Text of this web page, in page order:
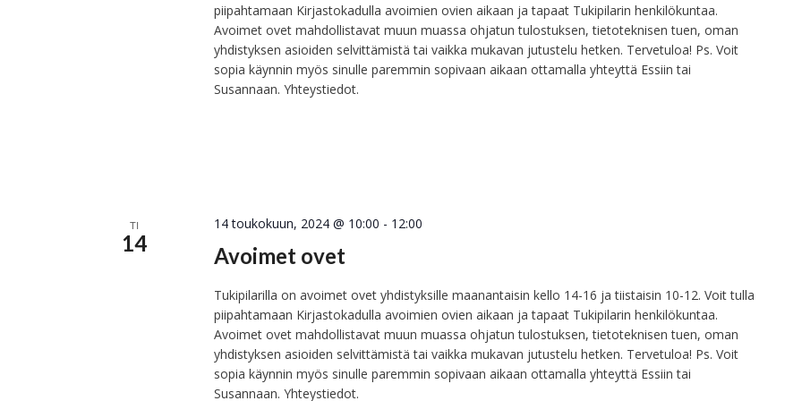
piipahtamaan Kirjastokadulla avoimien ovien aikaan ja tapaat Tukipilarin henkilökuntaa.
Avoimet ovet mahdollistavat muun muassa ohjatun tulostuksen, tietoteknisen tuen, oman
yhdistyksen asioiden selvittämistä tai vaikka mukavan jutustelu hetken. Tervetuloa! Ps. Voit
sopia käynnin myös sinulle paremmin sopivaan aikaan ottamalla yhteyttä Essiin tai
Susannaan. Yhteystiedot.
TI
14 Avoimet ovet
14 toukokuun, 2024 @ 10:00 - 12:00
Tukipilarilla on avoimet ovet yhdistyksille maanantaisin kello 14-16 ja tiistaisin 10-12. Voit tulla
piipahtamaan Kirjastokadulla avoimien ovien aikaan ja tapaat Tukipilarin henkilökuntaa.
Avoimet ovet mahdollistavat muun muassa ohjatun tulostuksen, tietoteknisen tuen, oman
yhdistyksen asioiden selvittämistä tai vaikka mukavan jutustelu hetken. Tervetuloa! Ps. Voit
sopia käynnin myös sinulle paremmin sopivaan aikaan ottamalla yhteyttä Essiin tai
Susannaan. Yhteystiedot.